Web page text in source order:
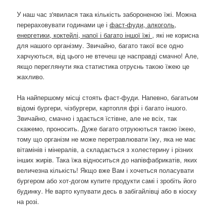
У наш час з'явилася така кількість забороненою їжі. Можна
перераховувати годинами це іфаст-фуди, алкоголь,
енергетики, коктейлі, напої і багато іншої їжі , які не корисна
для нашого організму. Звичайно, багато такої все одно
харчуються, від цього не втечеш це насправді смачно! Але,
якщо переглянути яка статистика отруєнь такою їжею це
жахливо.
На найпершому місці стоять фаст-фуди. Напевно, багатьом
відомі бургери, чізбургери, картопля фрі і багато іншого.
Звичайно, смачно і здається їстівне, але не всіх, так
скажемо, проносить. Дуже багато отруюються такою їжею,
тому що організм не може перетравлювати їжу, яка не має
вітамінів і мінералів, а складається з холестерину і різних
інших жирів. Така їжа відноситься до напівфабрикатів, яких
величезна кількість! Якщо вже Вам і хочеться поласувати
бургером або хот-догом купите продукти самі і зробіть його
будинку. Не варто купувати десь в забігайлівці або в кіоску
на розі.